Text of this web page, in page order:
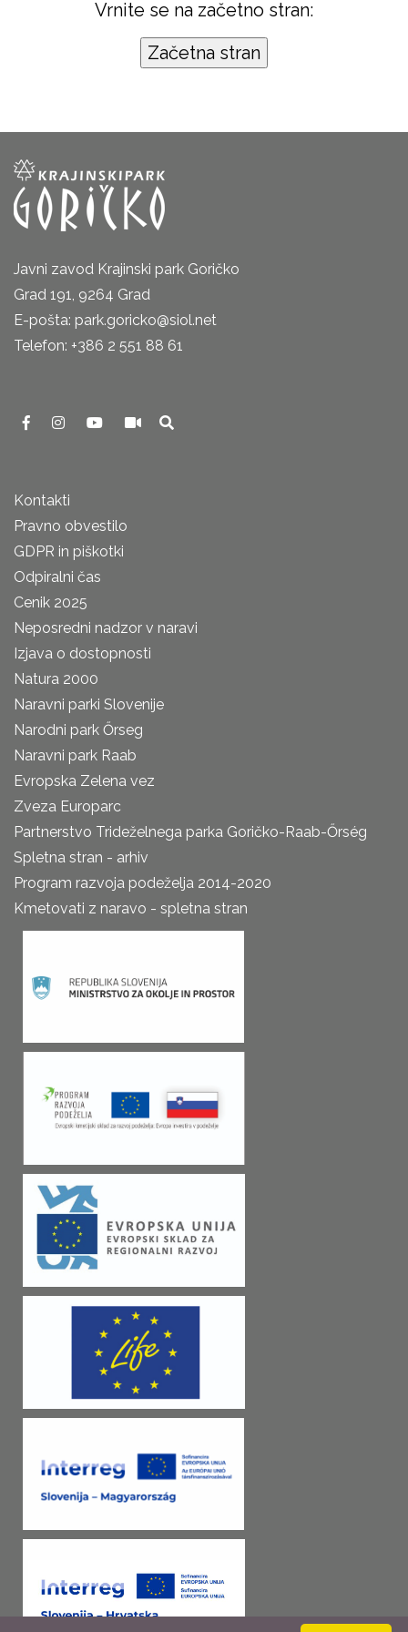
Vrnite se na začetno stran:
Javni zavod Krajinski park Goričko
Grad 191, 9264 Grad
E-pošta: park.goricko@siol.net
Telefon: +386 2 551 88 61
Kontakti
Pravno obvestilo
GDPR in piškotki
Odpiralni čas
Cenik 2025
Neposredni nadzor v naravi
Izjava o dostopnosti
Natura 2000
Naravni parki Slovenije
Narodni park Őrseg
Naravni park Raab
Evropska Zelena vez
Zveza Europarc
Partnerstvo Trideželnega parka Goričko-Raab-Őrség
Spletna stran - arhiv
Program razvoja podeželja 2014-2020
Kmetovati z naravo - spletna stran